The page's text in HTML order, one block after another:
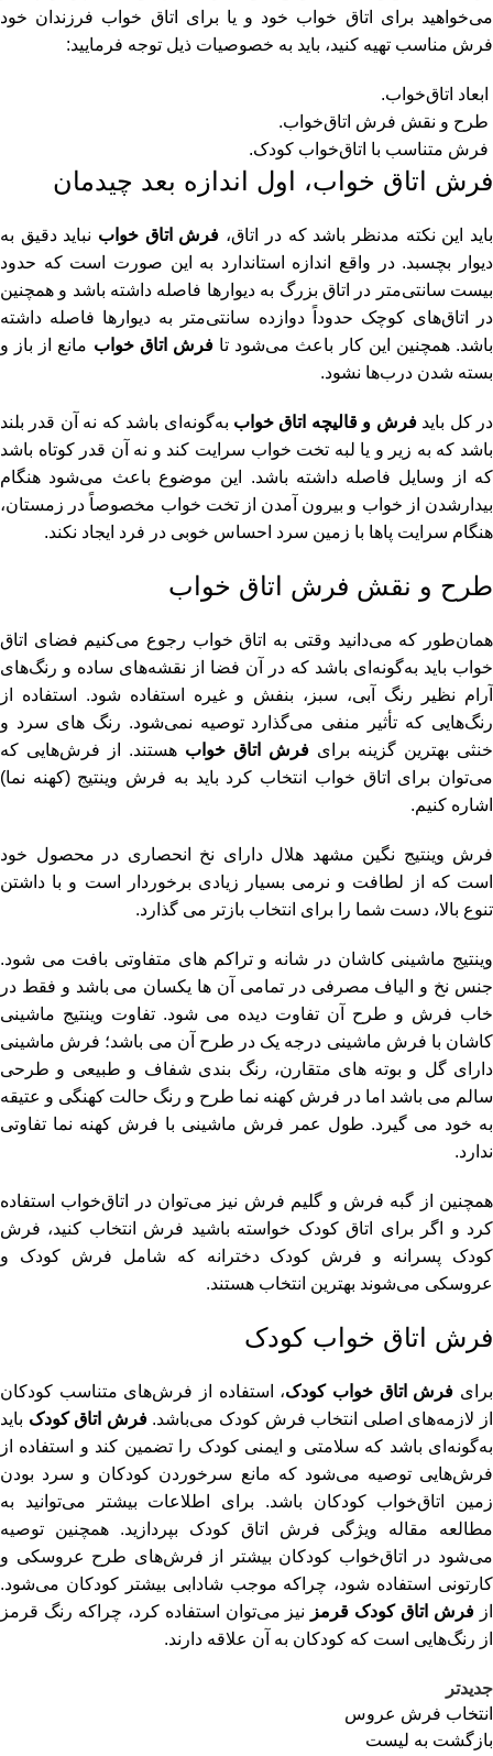
می‌خواهید برای اتاق‌ خواب خود و یا برای اتاق‌ خواب فرزندان خود
فرش مناسب تهیه کنید، باید به خصوصیات ذیل توجه فرمایید:
ابعاد اتاق‌خواب.
طرح و نقش فرش اتاق‌خواب.
فرش متناسب با اتاق‌خواب کودک.
فرش اتاق خواب، اول اندازه بعد چیدمان
باید این نکته مدنظر باشد که در اتاق، فرش اتاق‌ خواب نباید دقیق به
دیوار بچسبد. در واقع اندازه استاندارد به این صورت است که حدود
بیست سانتی‌متر در اتاق بزرگ به دیوارها فاصله داشته باشد و همچنین
در اتاق‌های کوچک حدوداً دوازده سانتی‌متر به دیوارها فاصله داشته
باشد. همچنین این کار باعث می‌شود تافرش اتاق‌ خواب مانع از باز و
بسته شدن درب‌ها نشود.
در کل بایدفرش و قالیچه اتاق‌ خواب به‌گونه‌ای باشد که نه آن‌ قدر بلند
باشد که به زیر و یا لبه تخت خواب سرایت کند و نه آن‌ قدر کوتاه باشد
که از وسایل فاصله داشته باشد. این موضوع باعث می‌شود هنگام
بیدارشدن از خواب و بیرون آمدن از تخت خواب مخصوصاً در زمستان،
هنگام سرایت پاها با زمین سرد احساس خوبی در فرد ایجاد نکند.
طرح و نقش فرش اتاق خواب
همان‌طور که می‌دانید وقتی به اتاق‌ خواب رجوع می‌کنیم فضای اتاق‌
خواب باید به‌گونه‌ای باشد که در آن فضا از نقشه‌های ساده و رنگ‌های
آرام نظیر رنگ آبی، سبز، بنفش و غیره استفاده شود. استفاده از
رنگ‌هایی که تأثیر منفی می‌گذارد توصیه نمی‌شود. رنگ های سرد و
خنثی بهترین گزینه برای فرش اتاق خواب هستند. از فرش‌هایی که
می‌توان برای اتاق‌ خواب انتخاب کرد باید به فرش وینتیج (کهنه نما)
اشاره کنیم.
فرش وینتیج نگین مشهد هلال دارای نخ انحصاری در محصول خود
است که از لطافت و نرمی بسیار زیادی برخوردار است و با داشتن
تنوع بالا، دست شما را برای انتخاب بازتر می گذارد.
وینتیج ماشینی کاشان در شانه و تراکم های متفاوتی بافت می شود.
جنس نخ و الیاف مصرفی در تمامی آن ها یکسان می باشد و فقط در
خاب فرش و طرح آن تفاوت دیده می شود. تفاوت وینتیج ماشینی
کاشان با فرش ماشینی درجه یک در طرح آن می باشد؛ فرش ماشینی
دارای گل و بوته های متقارن، رنگ بندی شفاف و طبیعی و طرحی
سالم می باشد اما در فرش کهنه نما طرح و رنگ حالت کهنگی و عتیقه
به خود می گیرد. طول عمر فرش ماشینی با فرش کهنه نما تفاوتی
ندارد.
همچنین از گبه فرش و گلیم فرش نیز می‌توان در اتاق‌خواب استفاده
کرد و اگر برای اتاق کودک خواسته باشید فرش انتخاب کنید، فرش
کودک پسرانه و فرش کودک دخترانه که شامل فرش کودک و
عروسکی می‌شوند بهترین انتخاب هستند.
فرش اتاق خواب کودک
برای فرش اتاق‌ خواب کودک، استفاده از فرش‌های متناسب کودکان
از لازمه‌های اصلی انتخاب فرش کودک می‌باشد.فرش اتاق کودک باید
به‌گونه‌ای باشد که سلامتی و ایمنی کودک را تضمین کند و استفاده از
فرش‌هایی توصیه می‌شود که مانع سرخوردن کودکان و سرد بودن
زمین اتاق‌خواب کودکان باشد. برای اطلاعات بیشتر می‌توانید به
مطالعه مقاله ویژگی فرش اتاق کودک بپردازید. همچنین توصیه
می‌شود در اتاق‌خواب کودکان بیشتر از فرش‌های طرح عروسکی و
کارتونی استفاده شود، چراکه موجب شادابی بیشتر کودکان می‌شود.
از فرش اتاق کودک قرمز نیز می‌توان استفاده کرد، چراکه رنگ قرمز
از رنگ‌هایی است که کودکان به آن علاقه دارند.
جدیدتر
انتخاب فرش عروس
بازگشت به لیست